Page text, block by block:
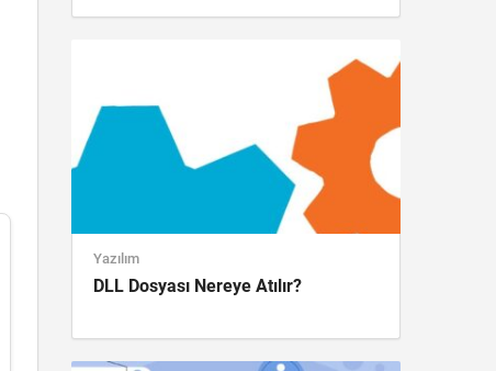
Yazılım
DLL Dosyası Nereye Atılır?